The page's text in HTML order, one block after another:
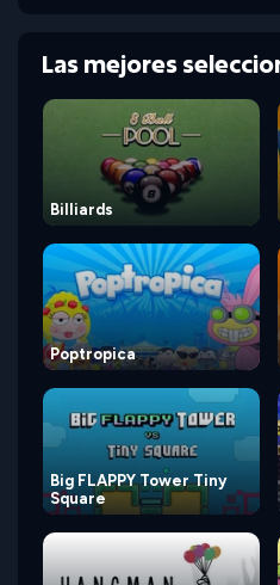
Las mejores
Billiards
Poptropica
Big FLAPPY Tower Tiny
Square